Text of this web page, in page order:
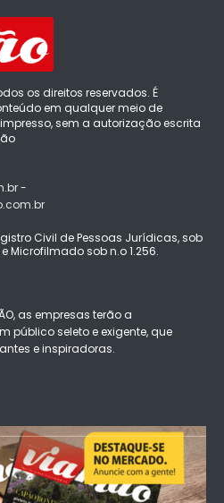
os direitos reservados. É
em qualquer meio de
sem a autorização escrita
-
Civil de Pessoas Jurídicas, sob
Microfilmado sob n.o 1.256.
as empresas terão a
público seleto e exigente, que
e inspiradoras.